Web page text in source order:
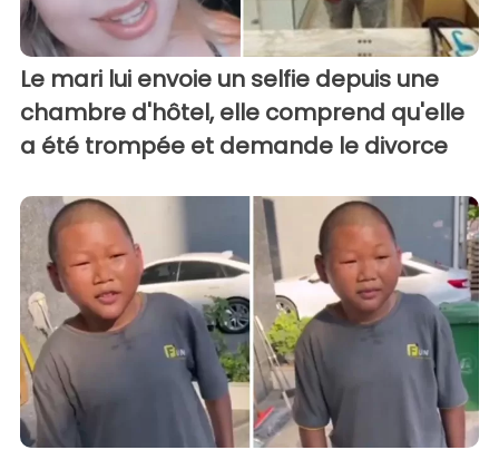
Le mari lui envoie un selfie depuis une
chambre d'hôtel, elle comprend qu'elle
a été trompée et demande le divorce